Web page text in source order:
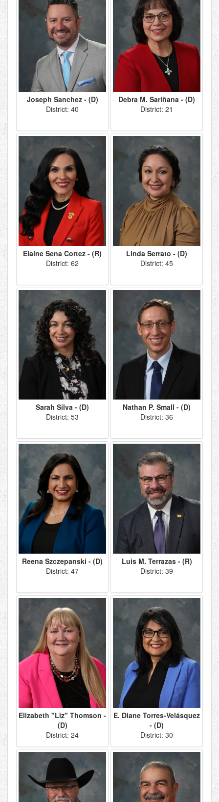
Joseph Sanchez - (D)
District: 40
Debra M. Sariñana - (D)
District: 21
Elaine Sena Cortez - (R)
District: 62
Linda Serrato - (D)
District: 45
Sarah Silva - (D)
District: 53
Nathan P. Small - (D)
District: 36
Reena Szczepanski - (D)
District: 47
Luis M. Terrazas - (R)
District: 39
Elizabeth "Liz" Thomson -
(D)
District: 24
E. Diane Torres-Velásquez
- (D)
District: 30